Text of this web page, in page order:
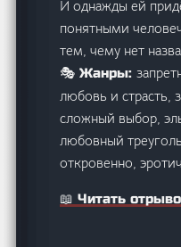
И однажды ей
понятными
тем, чему нет
🎭 Жанры:
любовь и страсть,
сложный выбор,
любовный
откровенно,
📖 Читать